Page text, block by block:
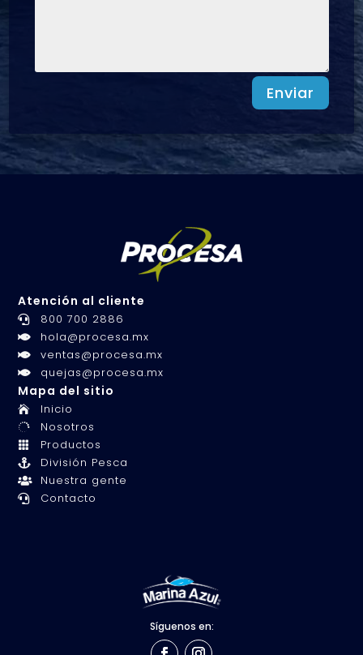
Enviar
Atención al cliente
 800 700 2886
 hola@procesa.mx
 ventas@procesa.mx
 quejas@procesa.mx
Mapa del sitio
 Inicio
 Nosotros
 Productos
 División Pesca
 Nuestra gente
 Contacto
Síguenos en: